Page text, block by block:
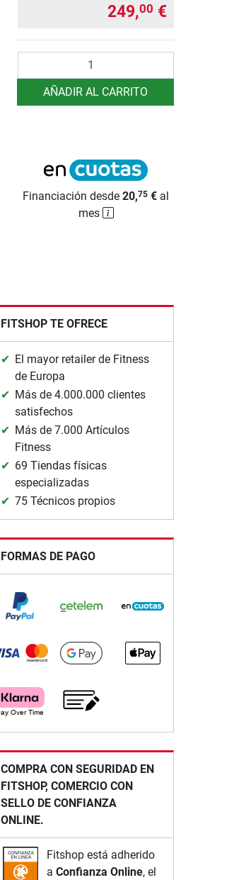
249,00 €
AÑADIR AL CARRITO
Financiación desde20,75 € al
mes
FITSHOP TE OFRECE
El mayor retailer de Fitness
de Europa
Más de 4.000.000 clientes
satisfechos
Más de 7.000 Artículos
Fitness
69 Tiendas físicas
especializadas
75 Técnicos propios
FORMAS DE PAGO
COMPRA CON SEGURIDAD EN
FITSHOP, COMERCIO CON
SELLO DE CONFIANZA
ONLINE.
Fitshop está adherido
a Confianza Online, el